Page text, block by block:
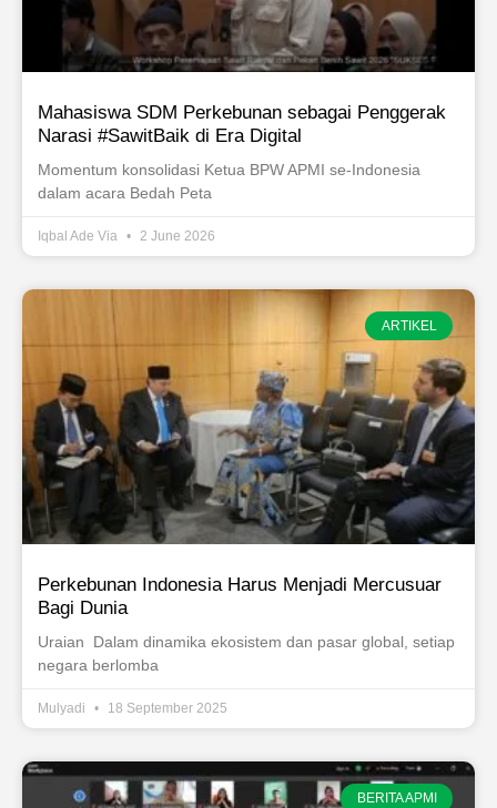
Mahasiswa SDM Perkebunan sebagai Penggerak
Narasi #SawitBaik di Era Digital
Momentum konsolidasi Ketua BPW APMI se-Indonesia
dalam acara Bedah Peta
Iqbal Ade Via 2 June 2026
ARTIKEL
Perkebunan Indonesia Harus Menjadi Mercusuar
Bagi Dunia
Uraian Dalam dinamika ekosistem dan pasar global, setiap
negara berlomba
Mulyadi 18 September 2025
BERITA APMI